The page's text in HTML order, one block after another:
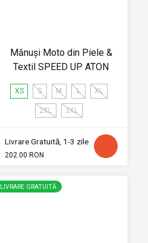
Mănuși Moto din Piele &
Textil SPEED UP ATON
XS S M L XL
2XL 3XL
Livrare Gratuită, 1-3 zile
202.00 RON
LIVRARE GRATUITĂ